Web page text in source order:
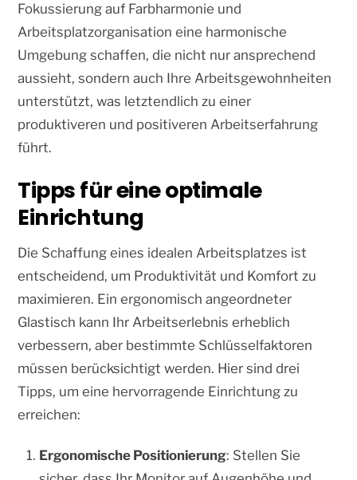
Fokussierung auf Farbharmonie und
Arbeitsplatzorganisation eine harmonische
Umgebung schaffen, die nicht nur ansprechend
aussieht, sondern auch Ihre Arbeitsgewohnheiten
unterstützt, was letztendlich zu einer
produktiveren und positiveren Arbeitserfahrung
führt.
Tipps für eine optimale
Einrichtung
Die Schaffung eines idealen Arbeitsplatzes ist
entscheidend, um Produktivität und Komfort zu
maximieren. Ein ergonomisch angeordneter
Glastisch kann Ihr Arbeitserlebnis erheblich
verbessern, aber bestimmte Schlüsselfaktoren
müssen berücksichtigt werden. Hier sind drei
Tipps, um eine hervorragende Einrichtung zu
erreichen:
Ergonomische Positionierung: Stellen Sie